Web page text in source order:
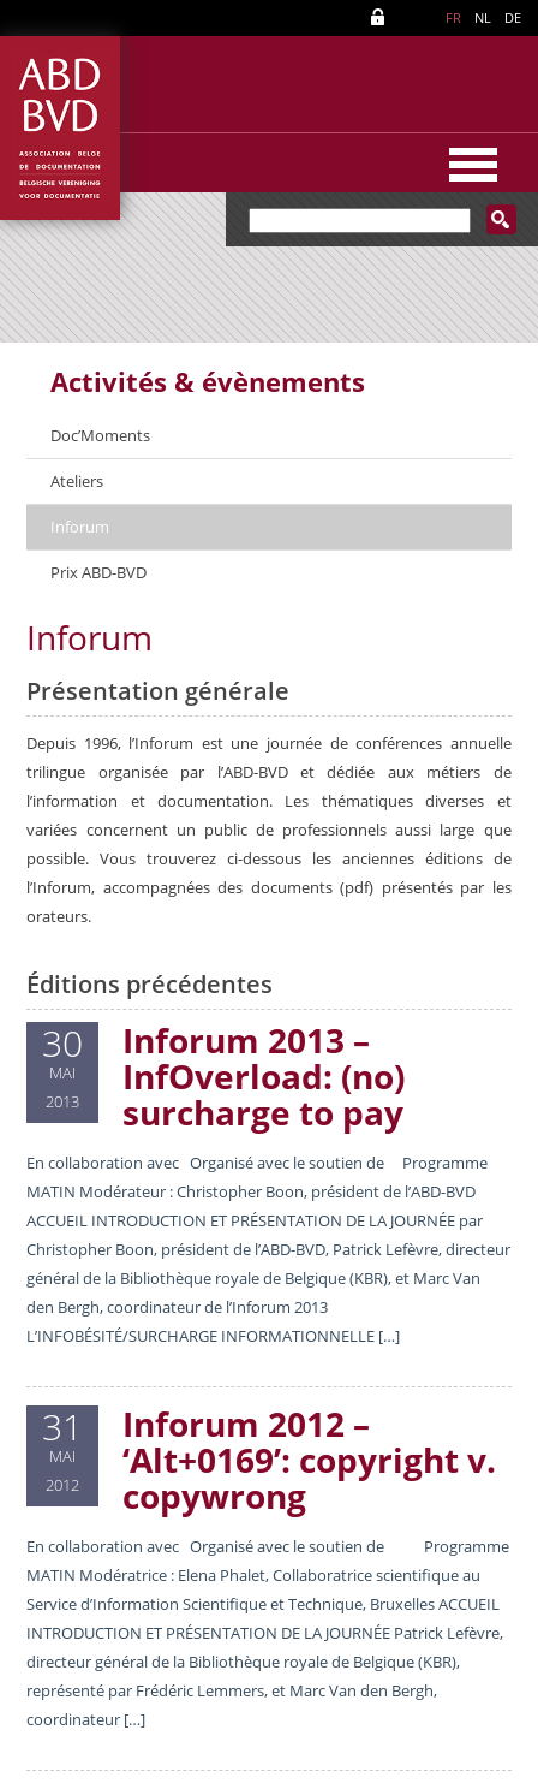
FR NL DE
Activités & évènements
Doc’Moments
Ateliers
Inforum
Prix ABD-BVD
Inforum
Présentation générale
Depuis 1996, l’Inforum est une journée de conférences annuelle
trilingue organisée par l’ABD-BVD et dédiée aux métiers de
l’information et documentation. Les thématiques diverses et
variées concernent un public de professionnels aussi large que
possible. Vous trouverez ci-dessous les anciennes éditions de
l’Inforum, accompagnées des documents (pdf) présentés par les
orateurs.
Éditions précédentes
30
MAI
2013
Inforum 2013 –
InfOverload: (no)
surcharge to pay
En collaboration avec Organisé avec le soutien de Programme
MATIN Modérateur : Christopher Boon, président de l’ABD-BVD
ACCUEIL INTRODUCTION ET PRÉSENTATION DE LA JOURNÉE par
Christopher Boon, président de l’ABD-BVD, Patrick Lefèvre, directeur
général de la Bibliothèque royale de Belgique (KBR), et Marc Van
den Bergh, coordinateur de l’Inforum 2013
L’INFOBÉSITÉ/SURCHARGE INFORMATIONNELLE […]
31
MAI
2012
Inforum 2012 –
‘Alt+0169’: copyright v.
copywrong
En collaboration avec Organisé avec le soutien de Programme
MATIN Modératrice : Elena Phalet, Collaboratrice scientifique au
Service d’Information Scientifique et Technique, Bruxelles ACCUEIL
INTRODUCTION ET PRÉSENTATION DE LA JOURNÉE Patrick Lefèvre,
directeur général de la Bibliothèque royale de Belgique (KBR),
représenté par Frédéric Lemmers, et Marc Van den Bergh,
coordinateur […]